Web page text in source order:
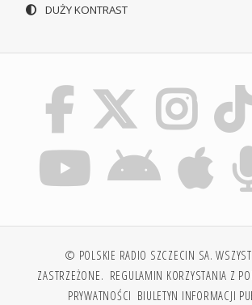
DUŻY KONTRAST
© POLSKIE RADIO SZCZECIN SA.
ZASTRZEŻONE. REGULAMIN KORZYSTANIA Z
PRYWATNOŚCI BIULETYN INFORMACJI